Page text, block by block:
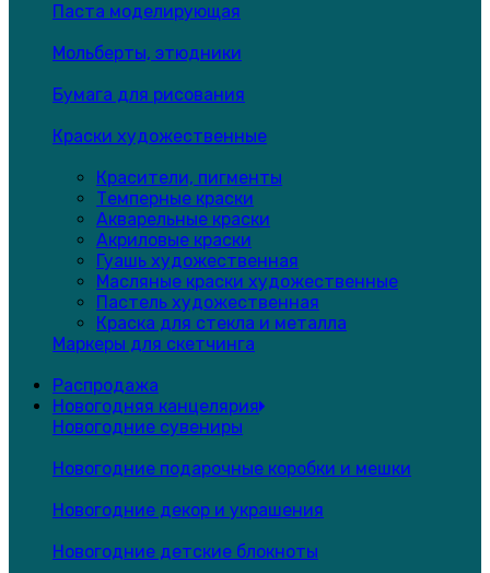
Паста моделирующая
Мольберты, этюдники
Бумага для рисования
Краски художественные
Красители, пигменты
Темперные краски
Акварельные краски
Акриловые краски
Гуашь художественная
Масляные краски художественные
Пастель художественная
Краска для стекла и металла
Маркеры для скетчинга
Распродажа
Новогодняя канцелярия
Новогодние сувениры
Новогодние подарочные коробки и мешки
Новогодние декор и украшения
Новогодние детские блокноты